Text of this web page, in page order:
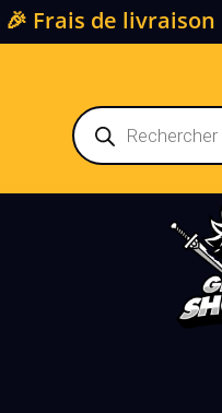
🎉 Frais de
Recherche
de
produits